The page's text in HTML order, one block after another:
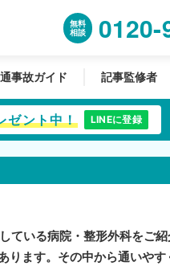
無料
相談
0120-
事故ガイド 記事監修者
ゼント中！ LINEに登録
ている病院・整形外科をご紹
ります。その中から通いや